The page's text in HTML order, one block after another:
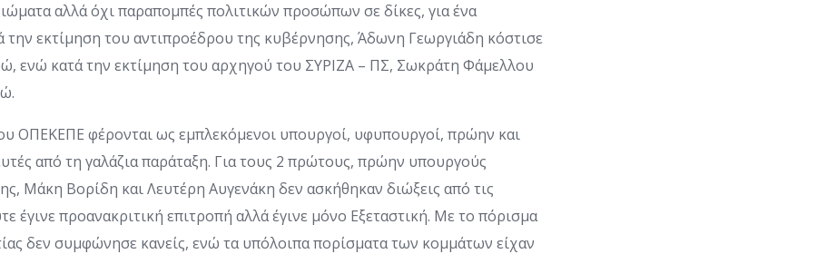
αλλά όχι παραπομπές πολιτικών προσώπων σε δίκες, για ένα
την εκτίμηση του αντιπροέδρου της κυβέρνησης, Άδωνη Γεωργιάδη κόστισε
ενώ κατά την εκτίμηση του αρχηγού του ΣΥΡΙΖΑ – ΠΣ, Σωκράτη Φάμελλου
ΟΠΕΚΕΠΕ φέρονται ως εμπλεκόμενοι υπουργοί, υφυπουργοί, πρώην και
από τη γαλάζια παράταξη. Για τους 2 πρώτους, πρώην υπουργούς
Μάκη Βορίδη και Λευτέρη Αυγενάκη δεν ασκήθηκαν διώξεις από τις
έγινε προανακριτική επιτροπή αλλά έγινε μόνο Εξεταστική. Με το πόρισμα
δεν συμφώνησε κανείς, ενώ τα υπόλοιπα πορίσματα των κομμάτων είχαν